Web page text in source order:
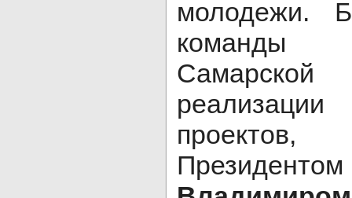
молодежи.
команды
проектов,